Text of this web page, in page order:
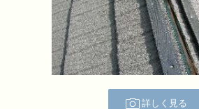
詳しく見る